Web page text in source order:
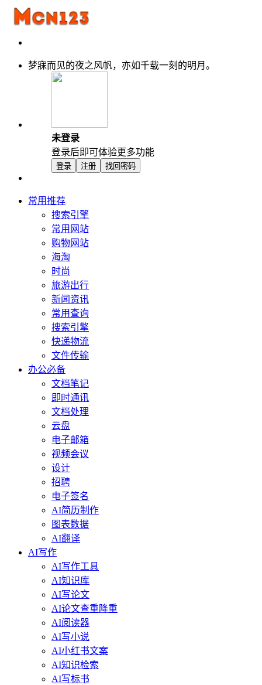
梦寐而见的夜之风帆，亦如千载一刻的明月。
未登录
登录后即可体验更多功能
登录 注册 找回密码
常用推荐
搜索引擎
常用网站
购物网站
海淘
时尚
旅游出行
新闻资讯
常用查询
搜索引擎
快递物流
文件传输
办公必备
文档笔记
即时通讯
文档处理
云盘
电子邮箱
视频会议
设计
招聘
电子签名
AI简历制作
图表数据
AI翻译
AI写作
AI写作工具
AI知识库
AI写论文
AI论文查重降重
AI阅读器
AI写小说
AI小红书文案
AI知识检索
AI写标书